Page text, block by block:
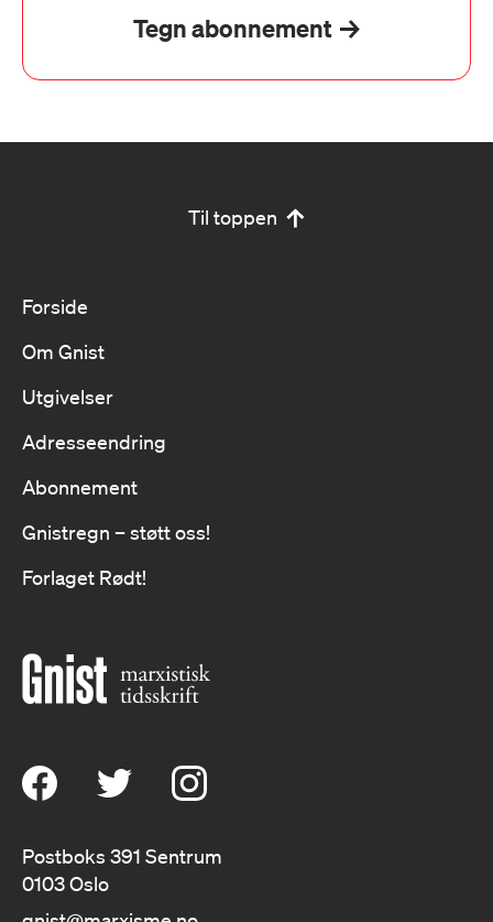
Tegn abonnement
Til toppen
Forside
Om Gnist
Utgivelser
Adresseendring
Abonnement
Gnistregn – støtt oss!
Forlaget Rødt!
Postboks 391 Sentrum
0103 Oslo